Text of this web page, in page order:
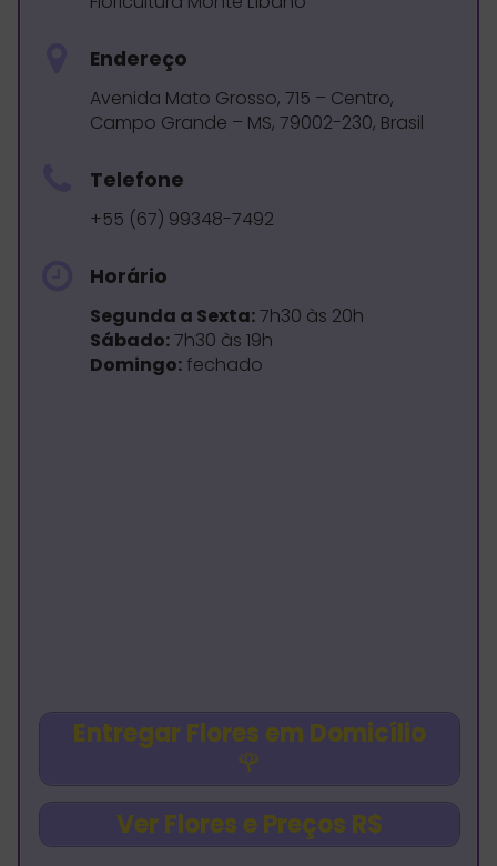
Endereço
Avenida Mato Grosso, 715 – Centro,
Campo Grande – MS, 79002-230, Brasil
Telefone
+55 (67) 99348-7492
Horário
Segunda a Sexta:7h30 às 20h
Sábado:7h30 às 19h
Domingo: fechado
Entregar Flores em Domicílio
🌹
Ver Flores e Preços R$